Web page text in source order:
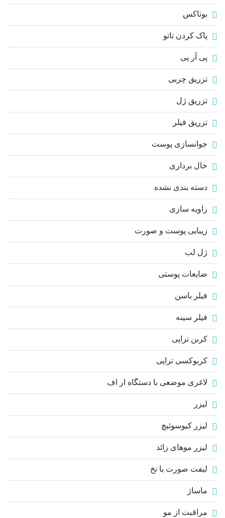
بوتاکس
پاک کردن تاتو
پی آر پی
تزریق چربی
تزریق ژل
تزریق فیلر
جوانسازی پوست
خال برداری
دسته بندی نشده
زاویه سازی
زیبایی پوست و صورت
ژل لب
ضایعات پوستی
فیلر باسن
فیلر سینه
کربن تراپی
کربوکسی تراپی
لاغری موضعی با دستگاه ار اف
لیزر
لیزر کیوسوئیچ
لیزر موهای زائد
لیفت صورت با نخ
ماساژ
مراقبت از مو